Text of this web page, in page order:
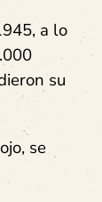
a lo
su
se